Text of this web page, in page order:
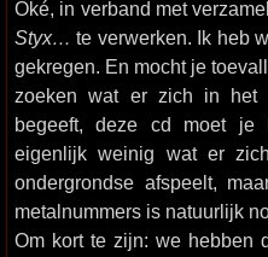
Oké, in verband met
Styx… te verwerken. Ik heb
gekregen. En mocht je
zoeken wat er zich in het
begeeft, deze cd moet je
eigenlijk weinig wat er
ondergrondse afspeelt,
metalnummers is natuurlijk
Om kort te zijn: we hebben